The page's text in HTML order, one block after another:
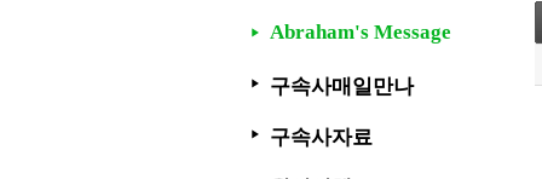
▶ Abraham's Message
▶ 구속사매일만나
▶ 구속사자료